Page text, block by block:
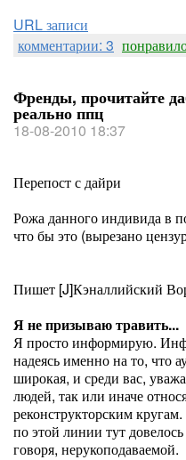
URL записи
комментарии: 3
Френды, прочитайте
реально ппц
18-08-2010 18:37
Перепост с дайри
Рожа данного индивида в
что бы это (вырезано
Пишет [J]Кэналлийский
Я не призываю травить...
Я просто информирую.
надеясь именно на то, что
широкая, и среди вас,
людей, так или иначе
реконструкторским
по этой линии тут
говоря, нерукоподаваемой.